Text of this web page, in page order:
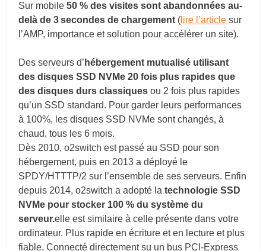
Sur mobile50 % des visites sont abandonnées au-
delà de 3 secondes de chargement ( lire l’articlesur
l’AMP, importance et solution pour accélérer un site).
Des serveurs d’ hébergement mutualisé utilisant
des disques SSD NVMe 20 fois plus rapides que
des disques durs classiques ou 2 fois plus rapides
qu’un SSD standard. Pour garder leurs performances
à 100%, les disques SSD NVMe sont changés, à
chaud, tous les 6 mois.
Dès 2010, o2switch est passé au SSD pour son
hébergement, puis en 2013 a déployé le
SPDY/HTTTP/2 sur l’ensemble de ses serveurs. Enfin
depuis 2014, o2switch a adopté latechnologie SSD
NVMe pour stocker 100 % du système du
serveur.elle est similaire à celle présente dans votre
ordinateur. Plus rapide en écriture et en lecture et plus
fiable. Connecté directement su un bus PCI-Express